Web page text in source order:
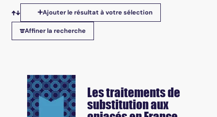
Tris disponibles
Ajouter le résultat à votre sélection
Affiner la recherche
Les traitements de
substitution aux